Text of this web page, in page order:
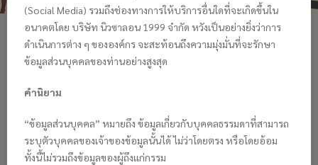
ห้องภาพนิวซาลอน 1999
NEW SALON 1999
STUDIO
จองรูป
แจ้งการชำระเงิน
PAYMENT SUBMISSION
(Social Media) รวมถึงช่องทางการให้บริการอื่นใดที่จะเกิดขึ้นใน
อนาคตโดย บริษัท นิวซาลอน 1999 จำกัด หวังเป็นอย่างยิ่งว่าการ
ดำเนินการต่าง ๆ ขององค์กร จะสะท้อนถึงความมุ่งมั่นที่จะรักษา
ข้อมูลส่วนบุคคลของท่านอย่างสูงสุด
คำนิยาม
“ข้อมูลส่วนบุคคล” หมายถึง ข้อมูลเกี่ยวกับบุคคลธรรมดาที่สามารถ
ระบุตัวบุคคลของเจ้าของข้อมูลนั้นได้ ไม่ว่าโดยตรง หรือโดยอ้อม
ทั้งนี้ไม่รวมถึงข้อมูลของผู้ถึงแก่กรรม